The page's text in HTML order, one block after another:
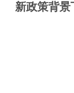
新政策背